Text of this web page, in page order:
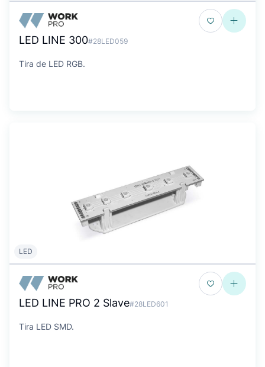
LED LINE 300#28LED059
Tira de LED RGB.
LED
LED LINE PRO 2 Slave#28LED601
Tira LED SMD.